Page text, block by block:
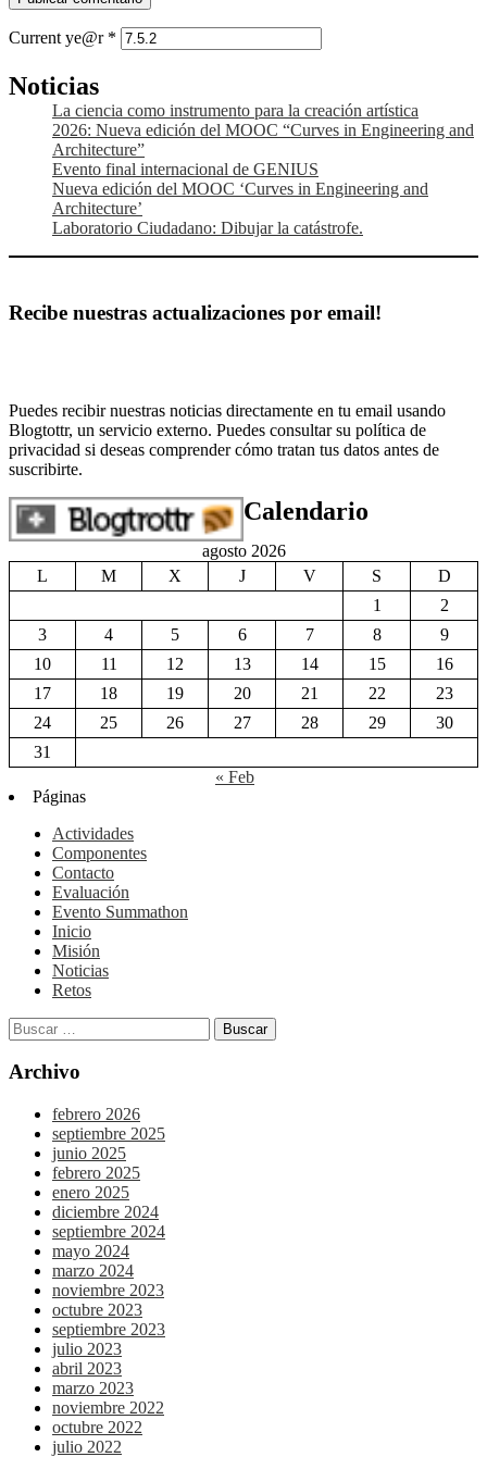
Current ye@r *
La ciencia como instrumento para la creación artística
2026: Nueva edición del MOOC “Curves in Engineering and
Architecture”
Evento final internacional de GENIUS
Nueva edición del MOOC ‘Curves in Engineering and
Architecture’
Laboratorio Ciudadano: Dibujar la catástrofe.
agosto 2026
L
M X J V S
D
1
2
3
4 5 6 7 8
9
10
11 12 13 14 15
16
17
18 19 20 21 22
23
24
25 26 27 28 29
30
31
« Feb
Páginas
Actividades
Componentes
Contacto
Evaluación
Evento Summathon
Inicio
Misión
Noticias
Retos
Archivo
febrero 2026
septiembre 2025
junio 2025
febrero 2025
enero 2025
diciembre 2024
septiembre 2024
mayo 2024
marzo 2024
noviembre 2023
octubre 2023
septiembre 2023
julio 2023
abril 2023
marzo 2023
noviembre 2022
octubre 2022
julio 2022